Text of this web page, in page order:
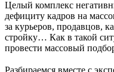
Целый комплекс
дефициту кадров на
за курьеров, продавцов,
стройку… Как в такой
провести массовый
Разбираемся вместе с